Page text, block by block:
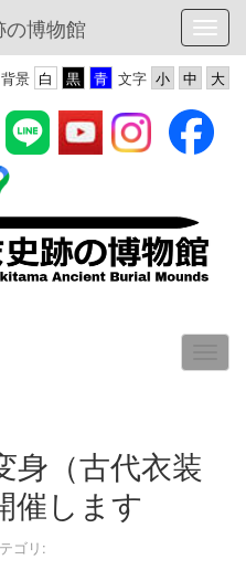
博物館
文字
背景
身（古代衣装
催します
ゴリ: